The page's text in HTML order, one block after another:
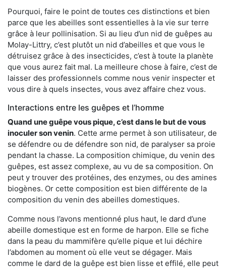
Pourquoi, faire le point de toutes ces distinctions et bien
parce que les abeilles sont essentielles à la vie sur terre
grâce à leur pollinisation. Si au lieu d’un nid de guêpes au
Molay-Littry, c’est plutôt un nid d’abeilles et que vous le
détruisez grâce à des insecticides, c’est à toute la planète
que vous aurez fait mal. La meilleure chose à faire, c’est de
laisser des professionnels comme nous venir inspecter et
vous dire à quels insectes, vous avez affaire chez vous.
Interactions entre les guêpes et l’homme
Quand une guêpe vous pique, c’est dans le but de vous
inoculer son venin. Cette arme permet à son utilisateur, de
se défendre ou de défendre son nid, de paralyser sa proie
pendant la chasse. La composition chimique, du venin des
guêpes, est assez complexe, au vu de sa composition. On
peut y trouver des protéines, des enzymes, ou des amines
biogènes. Or cette composition est bien différente de la
composition du venin des abeilles domestiques.
Comme nous l’avons mentionné plus haut, le dard d’une
abeille domestique est en forme de harpon. Elle se fiche
dans la peau du mammifère qu’elle pique et lui déchire
l’abdomen au moment où elle veut se dégager. Mais
comme le dard de la guêpe est bien lisse et effilé, elle peut